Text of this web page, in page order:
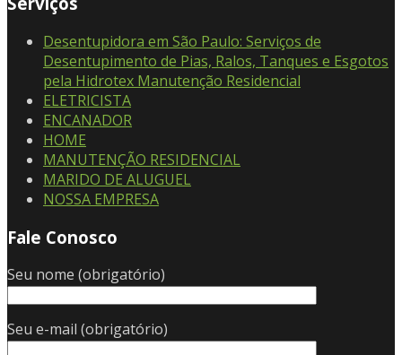
Desentupidora em São Paulo: Serviços de
Desentupimento de Pias, Ralos, Tanques e Esgotos
pela Hidrotex Manutenção Residencial
ELETRICISTA
ENCANADOR
HOME
MANUTENÇÃO RESIDENCIAL
MARIDO DE ALUGUEL
NOSSA EMPRESA
Fale Conosco
Seu nome (obrigatório)
Seu e-mail (obrigatório)